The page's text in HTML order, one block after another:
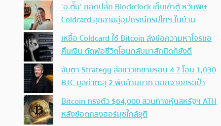
‘อ.ตั๊ม’ ถอดปลั้ก Blockclock เก็บเข้าตู้ หวั่นพิษ
Coldcard ลุกลามสู่อุปกรณ์คริปโทฯ ในบ้าน
เหยื่อ Coldcard ใช้ Bitcoin ส่งข้อความหาโจรขอ
คืนเงิน ตัดพ้อชีวิตโอนกลับมาสักนิดก็ยังดี
จับตา Strategy ส่อแววเทขายรอบ 4 ? โอน 1,030
BTC มูลค่าทะลุ 2 พันล้านบาท ออกจากกระเป๋า
Bitcoin ทรงตัว $64,000 สวนทางหุ้นสหรัฐฯ ATH
หลังข้อตกลงฮอร์มุซใกล้ยุติ